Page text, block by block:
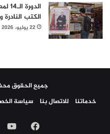
الكتب
22 يوليو، 2026
جميع الحقوق
خدماتنا
للاتصال بنا سياسة
فيسبوك